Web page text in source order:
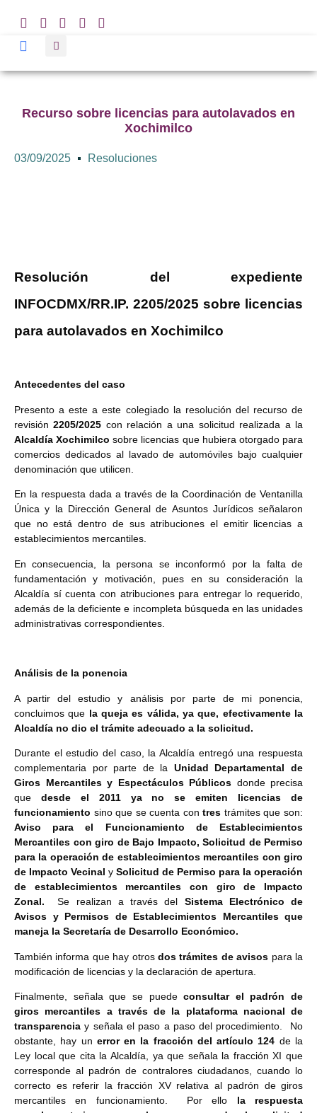
Recurso sobre licencias para autolavados en
Xochimilco
03/09/2025 Resoluciones
Resolución del expediente
INFOCDMX/RR.IP. 2205/2025 sobre licencias
para autolavados en Xochimilco
Antecedentes del caso
Presento a este a este colegiado la resolución del recurso de
revisión2205/2025 con relación a una solicitud realizada a la
Alcaldía Xochimilco sobre licencias que hubiera otorgado para
comercios dedicados al lavado de automóviles bajo cualquier
denominación que utilicen.
En la respuesta dada a través de la Coordinación de Ventanilla
Única y la Dirección General de Asuntos Jurídicos señalaron
que no está dentro de sus atribuciones el emitir licencias a
establecimientos mercantiles.
En consecuencia, la persona se inconformó por la falta de
fundamentación y motivación, pues en su consideración la
Alcaldía sí cuenta con atribuciones para entregar lo requerido,
además de la deficiente e incompleta búsqueda en las unidades
administrativas correspondientes
Análisis de la ponencia
A partir del estudio y análisis por parte de mi ponencia,
concluimos que la queja es válida, ya que, efectivamente la
Alcaldía no dio el trámite adecuado a la solicitud.
Durante el estudio del caso, la Alcaldía entregó una respuesta
complementaria por parte de la Unidad Departamental de
Giros Mercantiles y Espectáculos Públicos donde precisa
que desde el 2011 ya no se emiten licencias de
funcionamiento sino que se cuenta contres trámites que son:
Aviso para el Funcionamiento de Establecimientos
Mercantiles con giro de Bajo Impacto, Solicitud de Permiso
para la operación de establecimientos mercantiles con giro
de Impacto Vecinal y Solicitud de Permiso para la operación
de establecimientos mercantiles con giro de Impacto
Zonal. Se realizan a través del Sistema Electrónico de
Avisos y Permisos de Establecimientos Mercantiles que
maneja la Secretaría de Desarrollo Económico.
También informa que hay otros dos trámites de avisos para la
modificación de licencias y la declaración de apertura.
Finalmente, señala que se puedeconsultar el padrón de
giros mercantiles a través de la plataforma nacional de
transparenciay señala el paso a paso del procedimiento. No
obstante, hay un error en la fracción del artículo 124 de la
Ley local que cita la Alcaldía, ya que señala la fracción XI que
corresponde al padrón de contralores ciudadanos, cuando lo
correcto es referir la fracción XV relativa al padrón de giros
mercantiles en funcionamiento. Por ello la respuesta